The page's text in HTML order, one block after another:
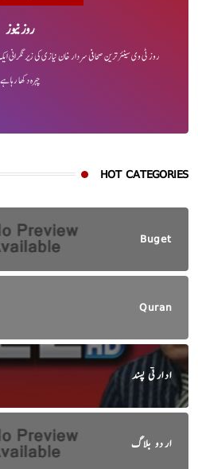
روز نیوز
روز ٹی وی سینئر ترین صحافی سردار خان نیازی کی زیر نگرانی
چہرہ دکھا رہا ہے
HOT CATEGORIES
Buget
Quran
ادارتی پسند
اردو بلاگ